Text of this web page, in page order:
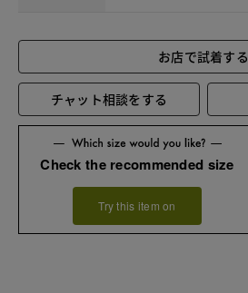
お店で試着する
チャット相談をする
Check the recommended size
Try this item on